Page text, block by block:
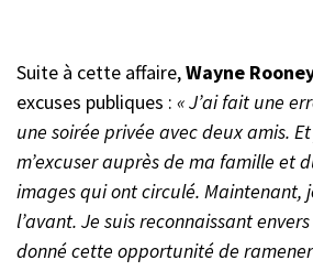
Suite à cette affaire,Wayne
excuses publiques : « J’ai fait une
une soirée privée avec deux amis.
m’excuser auprès de ma famille et
images qui ont circulé. Maintenant,
l’avant. Je suis reconnaissant
donné cette opportunité de